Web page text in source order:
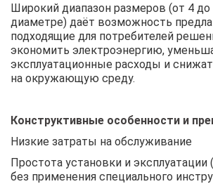
Широкий диапазон размеров (от 4
диаметре) даёт возможность
подходящие для потребителей
экономить электроэнергию,
эксплуатационные расходы и
на окружающую среду.
Конструктивные особенности и
Низкие затраты на обслуживание
Простота установки и эксплуатации
без применения специального